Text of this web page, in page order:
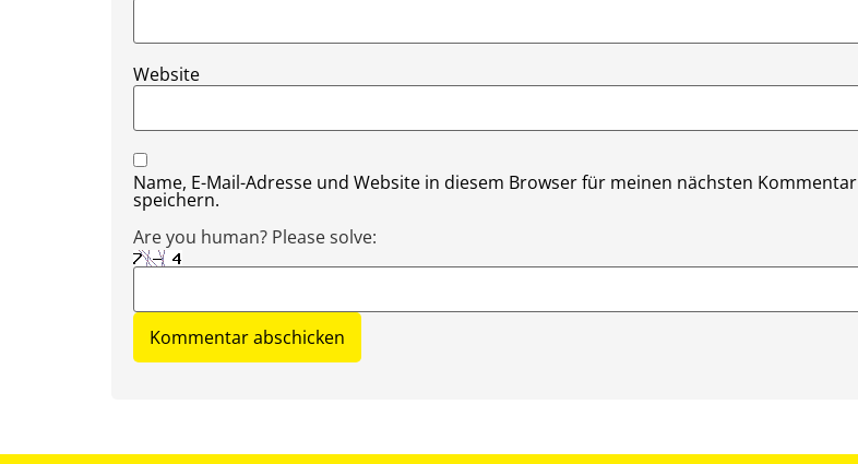
Website
Name, E-Mail-Adresse und Website in diesem Browser für meinen nächsten Kommentar
speichern.
Are you human? Please solve: